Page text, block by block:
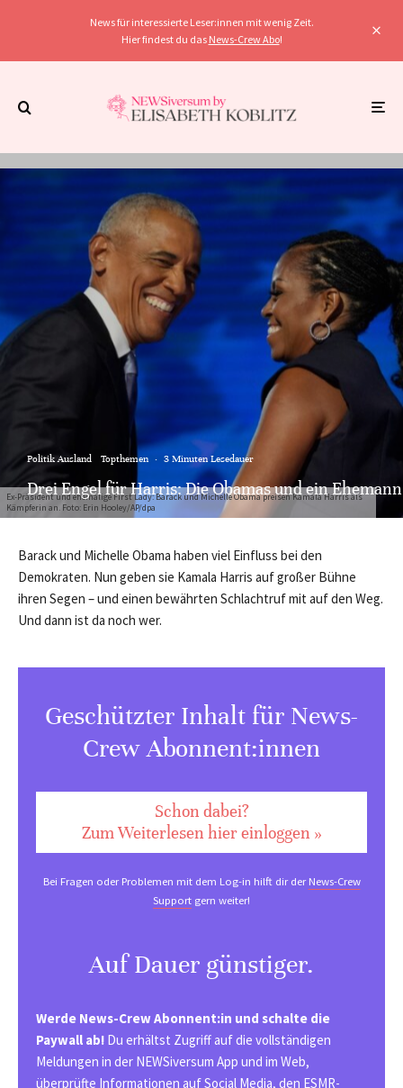
News für interessierte Leser:innen mit wenig Zeit.
Hier findest du das News-Crew Abo!
Ex-Präsident und ehemalige First Lady: Barack und Michelle Obama preisen Kamala Harris als
Kämpferin an. Foto: Erin Hooley/AP/dpa
Politik Ausland Topthemen · 3 Minuten Lesedauer
Drei Engel für Harris: Die Obamas und ein Ehemann
Barack und Michelle Obama haben viel Einfluss bei den
Demokraten. Nun geben sie Kamala Harris auf großer Bühne
ihren Segen – und einen bewährten Schlachtruf mit auf den Weg.
Und dann ist da noch wer.
Geschützter Inhalt für News-
Crew Abonnent:innen
Schon dabei?
Zum Weiterlesen hier einloggen »
Bei Fragen oder Problemen mit dem Log-in hilft dir derNews-Crew
Support gern weiter!
Auf Dauer günstiger.
Werde News-Crew Abonnent:in und schalte die
Paywall ab! Du erhältst Zugriff auf die vollständigen
Meldungen in der NEWSiversum App und im Web,
überprüfte Informationen auf Social Media, den ESMR-